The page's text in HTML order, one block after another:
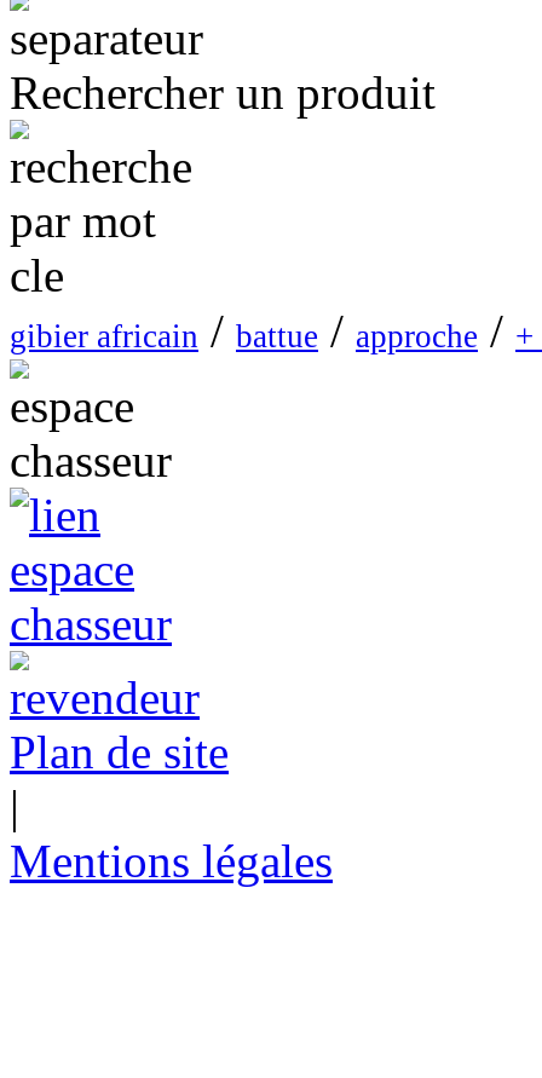
Rechercher un produit
gibier africain / battue / approche / +
Plan de site
|
Mentions légales